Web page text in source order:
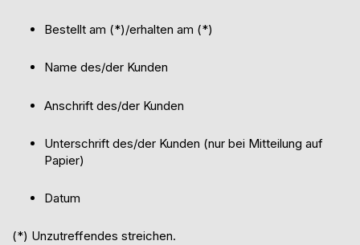
Bestellt am (*)/erhalten am (*)
Name des/der Kunden
Anschrift des/der Kunden
Unterschrift des/der Kunden (nur bei Mitteilung auf
Papier)
Datum
(*) Unzutreffendes streichen.